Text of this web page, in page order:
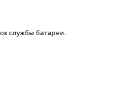
службы батареи.